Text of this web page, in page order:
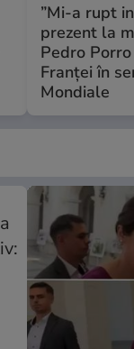
”Mi-a rupt
prezent la
Pedro
Franței în
Mondiale